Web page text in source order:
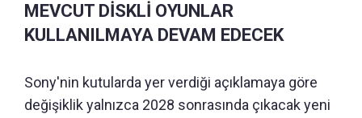
MEVCUT DİSKLİ OYUNLAR
KULLANILMAYA DEVAM EDECEK
Sony'nin kutularda yer verdiği açıklamaya göre
değişiklik yalnızca 2028 sonrasında çıkacak yeni